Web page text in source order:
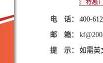
电 话： 400-
邮 箱：
提 示： 如需英